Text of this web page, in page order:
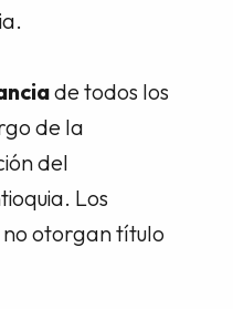
de todos los
de la
del
Los
otorgan título